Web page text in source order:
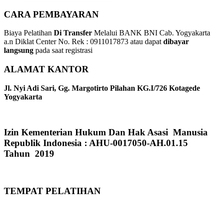
CARA PEMBAYARAN
Biaya Pelatihan Di Transfer Melalui BANK BNI Cab. Yogyakarta
a.n Diklat Center No. Rek : 0911017873 atau dapatdibayar
langsung pada saat registrasi
ALAMAT KANTOR
Jl. Nyi Adi Sari, Gg. Margotirto Pilahan KG.I/726 Kotagede
Yogyakarta
Izin Kementerian Hukum Dan Hak Asasi Manusia
Republik Indonesia : AHU-0017050-AH.01.15
Tahun 2019
TEMPAT PELATIHAN